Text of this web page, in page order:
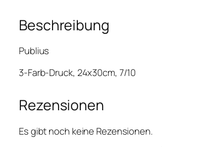
R
A
N
–
b
i
Beschreibung
Publius
3-Farb-Druck, 24x30cm, 7/10
Rezensionen
Es gibt noch keine Rezensionen.